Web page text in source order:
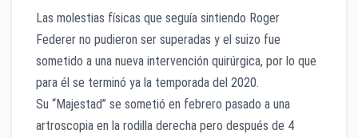
Las molestias físicas que seguía sintiendo Roger
Federer no pudieron ser superadas y el suizo fue
sometido a una nueva intervención quirúrgica, por lo que
para él se terminó ya la temporada del 2020.
Su “Majestad” se sometió en febrero pasado a una
artroscopia en la rodilla derecha pero después de 4